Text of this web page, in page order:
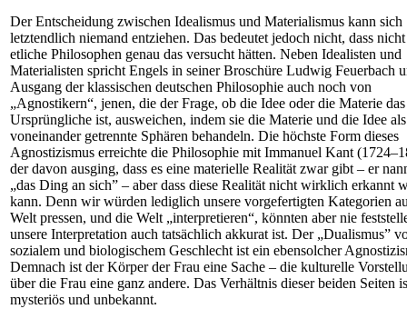
Der Entscheidung zwischen Idealismus und Materialismus kann sich
letztendlich niemand entziehen. Das bedeutet jedoch nicht, dass nicht
etliche Philosophen genau das versucht hätten. Neben Idealisten und
Materialisten spricht Engels in seiner Broschüre Ludwig Feuerbach
Ausgang der klassischen deutschen Philosophie auch noch von
„Agnostikern“, jenen, die der Frage, ob die Idee oder die Materie das
Ursprüngliche ist, ausweichen, indem sie die Materie und die Idee
voneinander getrennte Sphären behandeln. Die höchste Form dieses
Agnostizismus erreichte die Philosophie mit Immanuel Kant
der davon ausging, dass es eine materielle Realität zwar gibt – er
„das Ding an sich” – aber dass diese Realität nicht wirklich erkannt
kann. Denn wir würden lediglich unsere vorgefertigten Kategorien
Welt pressen, und die Welt „interpretieren“, könnten aber nie
unsere Interpretation auch tatsächlich akkurat ist. Der „Dualismus”
sozialem und biologischem Geschlecht ist ein ebensolcher
Demnach ist der Körper der Frau eine Sache – die kulturelle
über die Frau eine ganz andere. Das Verhältnis dieser beiden Seiten
mysteriös und unbekannt.